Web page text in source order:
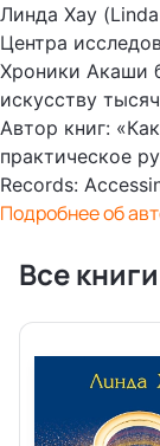
Линда Хау
Центра
Хроники Акаши
искусству
Автор книг:
практическое
Records:
Подробнее об
Все